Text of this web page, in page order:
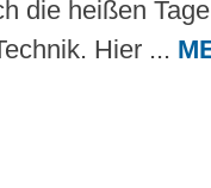
die heißen
Hier ...